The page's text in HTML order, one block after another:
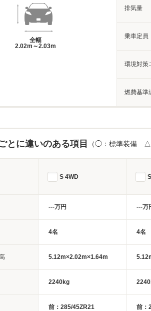
全幅
2.02m～2.03m
排気量
乗車定員
環境対策
燃費基準
とに違いのある項目 （◯：標準装備 △
S 4WD
---万円 ---万
4名 4名
5.12m×2.02m×1.64m
2240kg
前：285/45ZR21
前：